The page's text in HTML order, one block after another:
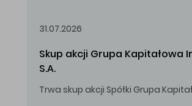
31.07.2026
Skup akcji Grupa Kapitałowa
S.A.
Trwa skup akcji Spółki Grupa